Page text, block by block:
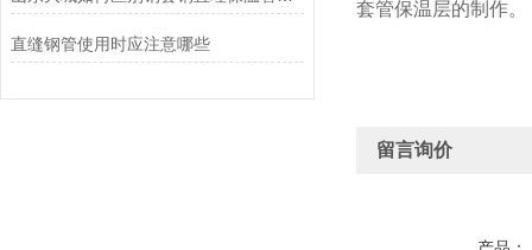
直缝钢管使用时应注意哪些
套管保温层的制作。
留言询价